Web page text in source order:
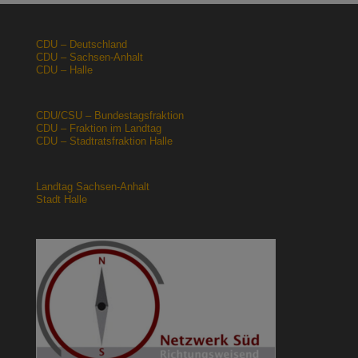
CDU – Deutschland
CDU – Sachsen-Anhalt
CDU – Halle
CDU/CSU – Bundestagsfraktion
CDU – Fraktion im Landtag
CDU – Stadtratsfraktion Halle
Landtag Sachsen-Anhalt
Stadt Halle